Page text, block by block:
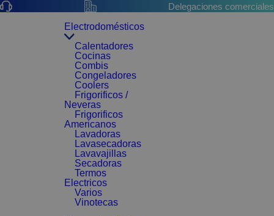
Delegaciones comerciales
Electrodomésticos
Calentadores
Cocinas
Combis
Congeladores
Coolers
Frigorificos /
Neveras
Frigorificos
Americanos
Lavadoras
Lavasecadoras
Lavavajillas
Secadoras
Termos
Electricos
Varios
Vinotecas